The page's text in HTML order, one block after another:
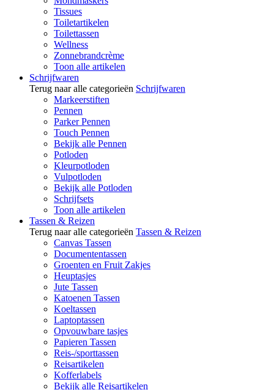
Tissues
Toiletartikelen
Toilettassen
Wellness
Zonnebrandcrème
Toon alle artikelen
Schrijfwaren
Terug naar alle categorieën Schrijfwaren
Markeerstiften
Pennen
Parker Pennen
Touch Pennen
Bekijk alle Pennen
Potloden
Kleurpotloden
Vulpotloden
Bekijk alle Potloden
Schrijfsets
Toon alle artikelen
Tassen & Reizen
Terug naar alle categorieën Tassen & Reizen
Canvas Tassen
Documententassen
Groenten en Fruit Zakjes
Heuptasjes
Jute Tassen
Katoenen Tassen
Koeltassen
Laptoptassen
Opvouwbare tasjes
Papieren Tassen
Reis-/sporttassen
Reisartikelen
Kofferlabels
Bekijk alle Reisartikelen